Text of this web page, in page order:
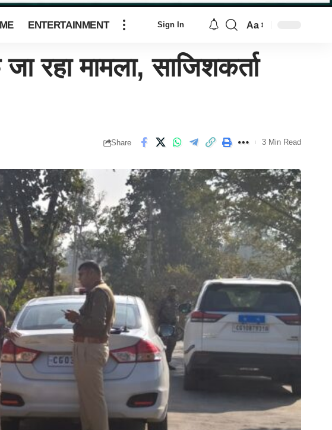
ENTERTAINMENT Sign In Aa
रहा मामला, साजिशकर्ता
Share 3 Min Read